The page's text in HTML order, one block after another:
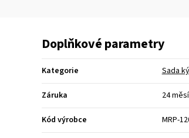
Doplňkové parametry
Kategorie Sada
Záruka 24
Kód výrobce MRP-